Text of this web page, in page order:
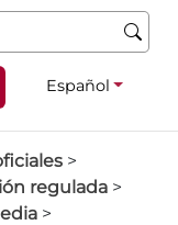
Español
>
regulada >
>